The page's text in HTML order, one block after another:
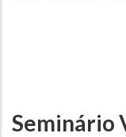
Seminário